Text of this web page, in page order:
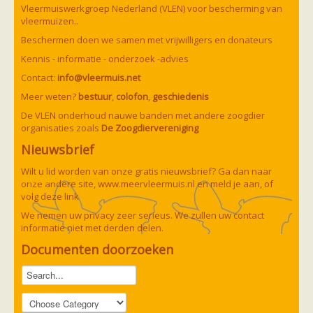
Vleermuizen in de tuin
Aankondiging activiteiten
Ik ben op zoek naar een detector
Ecologie en soorten
Hoe vleermuizen leven
Voedsel en jagen
Verblijfplaatsen
Echolocatie
Soorten
Baardvleermuis
Bechsteins vleermuis
Bosvleermuis
Brandt's vleermuis
Bruine of gewone grootoorvleermuis
Franjestaart
Gewone dwergvleermuis
Grijze grootoorvleermuis
Grote rosse vleermuis
Ingekorven vleermuis
Kleine en grote hoefijzerneus
Laatvlieger
Meervleermuis
Noordse vleermuis
Rosse vleermuis
Paul van Hoof
Vleermuiswerkgroep Nederland (VLEN) voor bescherming van
vleermuizen..
Beschermen doen we samen met vrijwilligers en donateurs
Kennis - informatie - onderzoek -advies
Contact: info@vleermuis.net
Meer weten? bestuur, colofon, geschiedenis
De VLEN onderhoud nauwe banden met andere zoogdier
organisaties zoals De Zoogdiervereniging
Nieuwsbrief
Wilt u lid worden van onze gratis nieuwsbrief? Ga dan naar
onze andere site,www.meervleermuis.nlen meld je aan, of
volg deze link
We nemen uw privacy zeer serieus. We zullen uw contact
informatie niet met derden delen.
Documenten doorzoeken